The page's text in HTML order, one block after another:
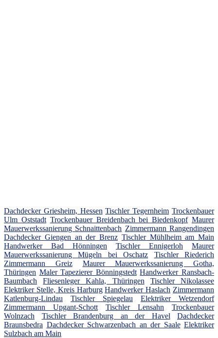
Dachdecker Griesheim, Hessen Tischler Tegernheim Trockenbauer
Ulm Oststadt Trockenbauer Breidenbach bei Biedenkopf Maurer
Mauerwerkssanierung Schnaittenbach Zimmermann Rangendingen
Dachdecker Giengen an der Brenz Tischler Mühlheim am Main
Handwerker Bad Hönningen
Tischler Ennigerloh
Maurer
Mauerwerkssanierung Mügeln bei Oschatz
Tischler Riederich
Zimmermann Greiz
Maurer Mauerwerkssanierung Gotha,
Thüringen Maler Tapezierer Bönningstedt Handwerker Ransbach-
Baumbach
Fliesenleger Kahla, Thüringen
Tischler Nikolassee
Elektriker Stelle, Kreis Harburg Handwerker Haslach Zimmermann
Katlenburg-Lindau
Tischler Spiegelau
Elektriker Wetzendorf
Zimmermann Upgant-Schott
Tischler Lensahn
Trockenbauer
Wolnzach
Tischler Brandenburg an der Havel
Dachdecker
Braunsbedra Dachdecker Schwarzenbach an der Saale Elektriker
Sulzbach am Main